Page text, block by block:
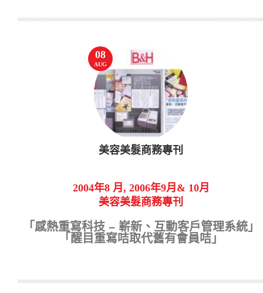
08
AUG
美容美髮商務專刊
2004年8 月, 2006年9月& 10月
美容美髮商務專刊
「感熱重寫科技 – 嶄新、互動客戶管理系統」
「醒目重寫咭取代舊有會員咭」